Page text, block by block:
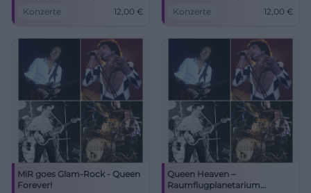
ein einzigartiges Live-Erlebnis.
Konzerte 12,00 €
19:30 Uhr in Augsburg. 12 €
– jetzt Tickets sichern!
#QueenHeaven
Konzerte 12,00 €
MiR goes Glam-Rock - Queen
Forever!
Queen Heaven –
Raumflugplanetarium